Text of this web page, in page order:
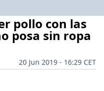
pollo con las
posa sin ropa
20 Jun 2019 - 16:29 CET